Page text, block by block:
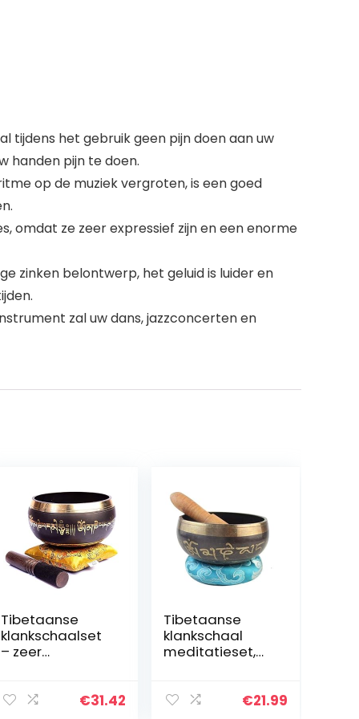
tijdens het gebruik geen pijn doen aan uw
handen pijn te doen.
op de muziek vergroten, is een goed
omdat ze zeer expressief zijn en een enorme
zinken belontwerp, het geluid is luider en
zal uw dans, jazzconcerten en
Tibetaanse
klankschaalset
– zeer
authentiek
€31.42
Tibetaanse
klankschaal
meditatieset,
om nuttig te zijn
€21.99